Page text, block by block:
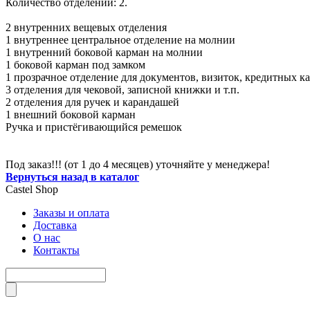
Количество отделений: 2.
2 внутренних вещевых отделения
1 внутреннее центральное отделение на молнии
1 внутренний боковой карман на молнии
1 боковой карман под замком
1 прозрачное отделение для документов, визиток, кредитных
3 отделения для чековой, записной книжки и т.п.
2 отделения для ручек и карандашей
1 внешний боковой карман
Ручка и пристёгивающийся ремешок
Под заказ!!! (от 1 до 4 месяцев) уточняйте у менеджера!
Вернуться назад в каталог
Castel Shop
Заказы и оплата
Доставка
О нас
Контакты